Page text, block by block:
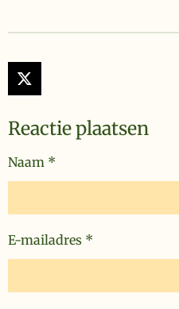
X
Reactie plaatsen
Naam *
E-mailadres *